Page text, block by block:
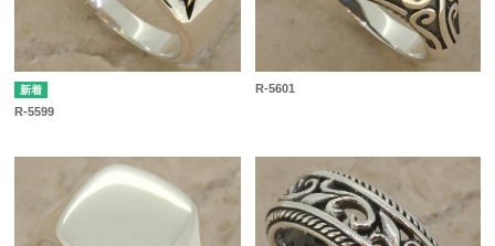
R-5599
R-5601